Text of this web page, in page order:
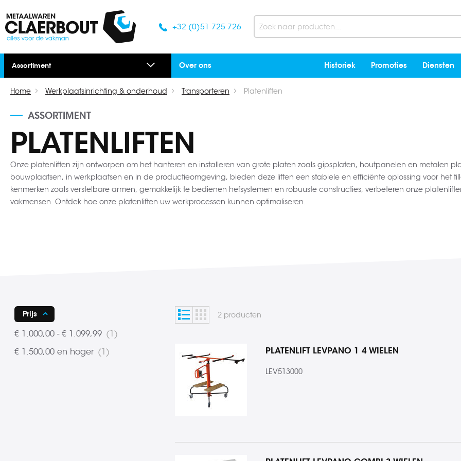
+32 (0)51 725 726
Search
Assortiment Over ons Historiek Promoties Diensten
Home Werkplaatsinrichting & onderhoud Transporteren Platenliften
ASSORTIMENT
PLATENLIFTEN
Onze platenliften zijn ontworpen om het hanteren en installeren van grote platen zoals gipsplaten, houtpanelen en metalen
bouwplaatsen, in werkplaatsen en in de productieomgeving, bieden deze liften een stabiele en efficiënte oplossing voor het
kenmerken zoals verstelbare armen, gemakkelijk te bedienen hefsystemen en robuuste constructies, verbeteren onze
vakmensen. Ontdek hoe onze platenliften uw werkprocessen kunnen optimaliseren.
Tonen
als
Lijst Foto-
tabel
2producten
PLATENLIFT LEVPANO 1 4 WIELEN
LEV513000
Prijs
€ 1.000,00 - € 1.099,99 1product
€ 1.500,00 en hoger 1product